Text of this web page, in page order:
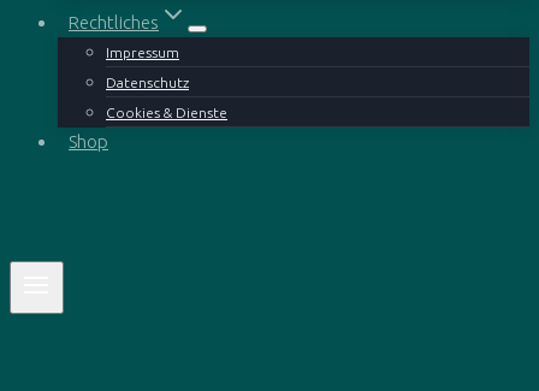
Rechtliches
Impressum
Datenschutz
Cookies & Dienste
Shop